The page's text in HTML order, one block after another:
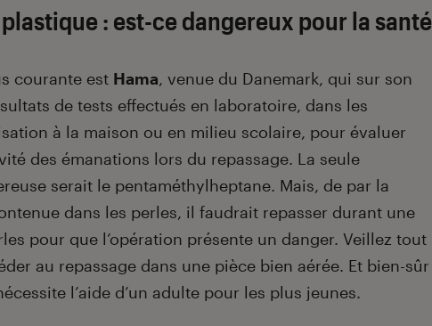
: est-ce dangereux pour la santé
courante est Hama, venue du Danemark, qui sur son
de tests effectués en laboratoire, dans les
à la maison ou en milieu scolaire, pour évaluer
des émanations lors du repassage. La seule
serait le pentaméthylheptane. Mais, de par la
dans les perles, il faudrait repasser durant une
pour que l’opération présente un danger. Veillez tout
au repassage dans une pièce bien aérée. Et bien-sûr
l’aide d’un adulte pour les plus jeunes.